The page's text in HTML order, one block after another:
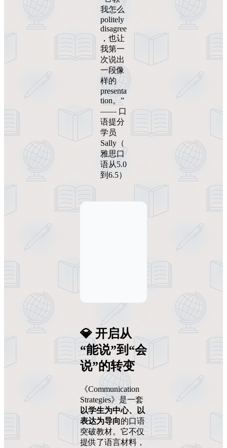
我怎么
politely
disagree
，也让
我第一
次说出
一段像
样的
presenta
tion。”
—— 口
语提分
学员
Sally（
雅思口
语从5.0
到6.5）
💎 开启从
“能说”到“会
说”的转变
《Communication
Strategies》是一套
以学生为中心、以
表达为导向的口语
突破教材。它不仅
提供了语言材料，